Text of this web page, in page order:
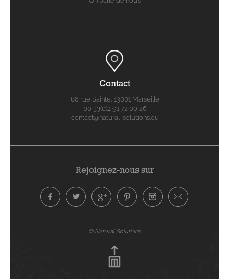
Contact
68 rue Sainte, 13001 Marseille
00 33(0)4 91 72 00 26
contact@natural-solutions.eu
Rejoignez-nous sur
© Natural Solutions